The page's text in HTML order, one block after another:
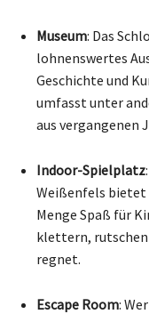
Museum: Das
lohnenswertes
Geschichte und
umfasst unter
aus vergangenen
Indoor-Spielplatz
Weißenfels bietet
Menge Spaß für
klettern, rutschen
regnet.
Escape Room: